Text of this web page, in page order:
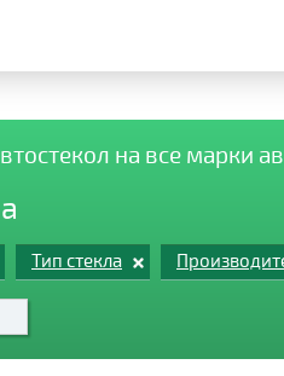
на все марки
Тип стекла